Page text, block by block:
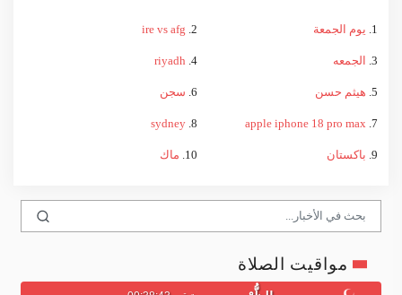
1. يوم الجمعة 2.
ire vs afg
3. الجمعه 4.
riyadh
5. هيثم حسن 6. سجن
7.
apple iphone 18 pro max
8.
sydney
9. باكستان 10. ماك
مواقيت الصلاة